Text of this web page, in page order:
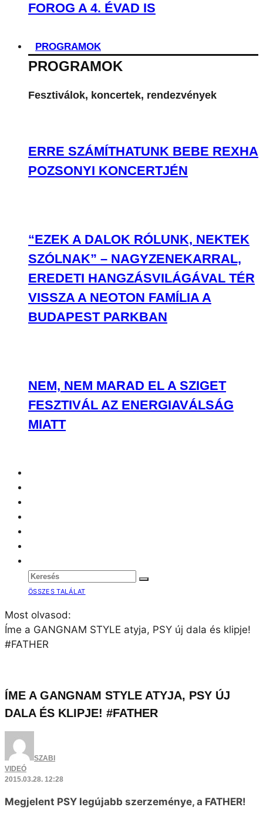
FOROG A 4. ÉVAD IS
PROGRAMOK
PROGRAMOK
Fesztiválok, koncertek, rendezvények
ERRE SZÁMÍTHATUNK BEBE REXHA
POZSONYI KONCERTJÉN
“EZEK A DALOK RÓLUNK, NEKTEK
SZÓLNAK” – NAGYZENEKARRAL,
EREDETI HANGZÁSVILÁGÁVAL TÉR
VISSZA A NEOTON FAMÍLIA A
BUDAPEST PARKBAN
NEM, NEM MARAD EL A SZIGET
FESZTIVÁL AZ ENERGIAVÁLSÁG
MIATT
ÖSSZES TALÁLAT
Most olvasod:
Íme a GANGNAM STYLE atyja, PSY új dala és klipje!
#FATHER
ÍME A GANGNAM STYLE ATYJA, PSY ÚJ
DALA ÉS KLIPJE! #FATHER
SZABI
VIDEÓ
2015.03.28. 12:28
Megjelent PSY legújabb szerzeménye, a FATHER!